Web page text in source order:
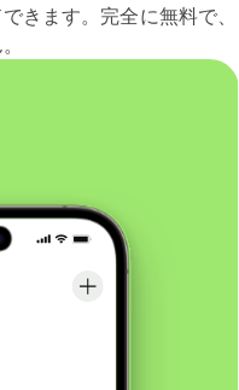
きます。完全に無料で、